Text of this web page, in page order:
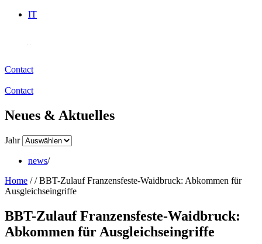
IT
Contact
Contact
Neues & Aktuelles
Jahr
news/
Home //BBT-Zulauf Franzensfeste-Waidbruck: Abkommen für
Ausgleichseingriffe
BBT-Zulauf Franzensfeste-Waidbruck:
Abkommen für Ausgleichseingriffe